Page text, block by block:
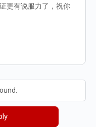
更有说服力了，祝你